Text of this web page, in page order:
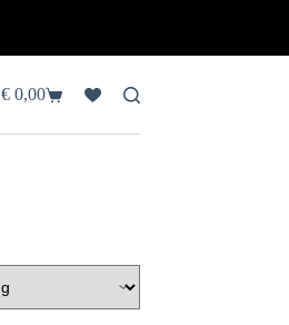
Winkelwagen
€0,00